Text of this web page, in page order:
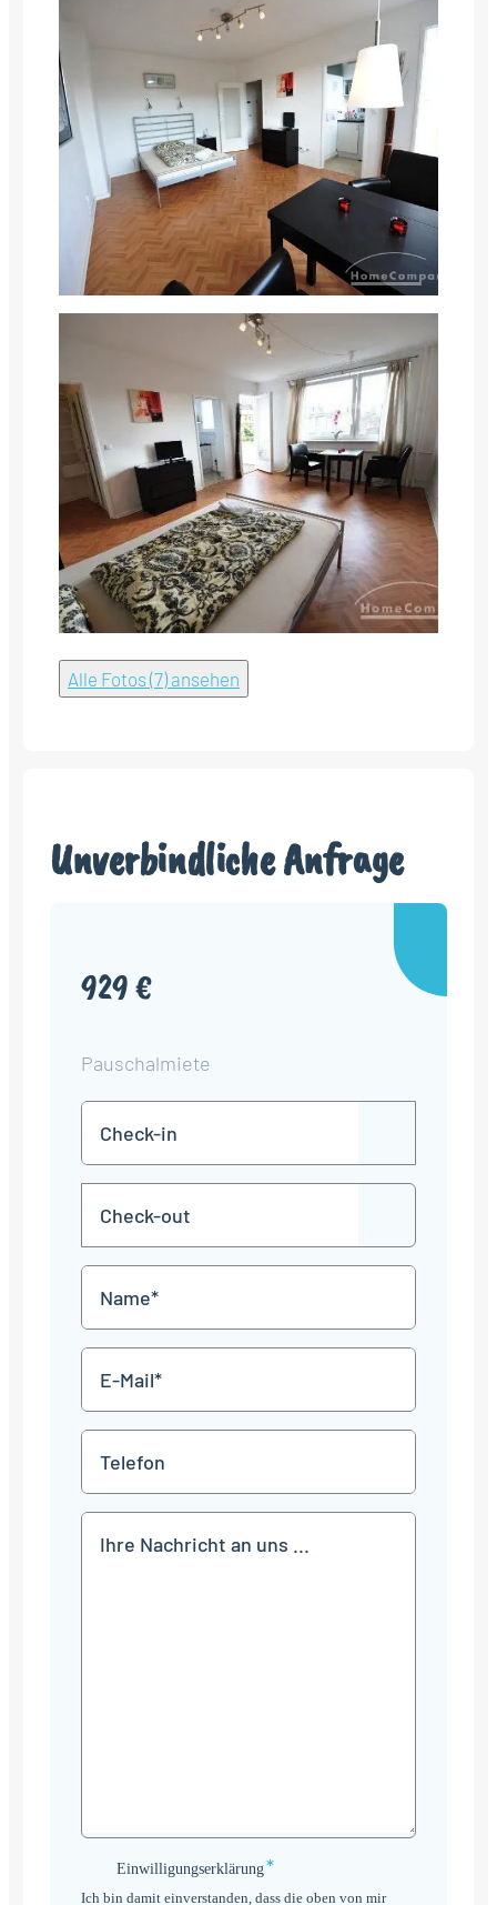
Alle Fotos (7) ansehen
Unverbindliche Anfrage
929 €
Pauschalmiete
in
TT
Punkt
MM
JJJJ
TT
Punkt
MM
JJJJ
Mail
*
Einwilligungserklärung
Einwilligungserklärung*
Ich bin damit einverstanden, dass die oben von mir